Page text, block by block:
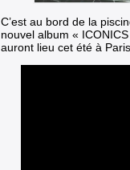
C’est au bord de la
nouvel album «
auront lieu cet été à Paris.